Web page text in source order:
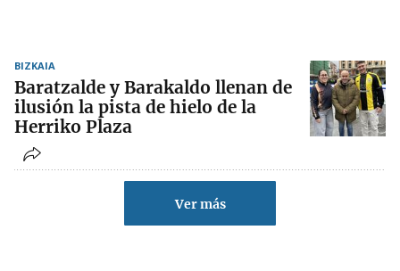
BIZKAIA
Baratzalde y Barakaldo llenan de
ilusión la pista de hielo de la
Herriko Plaza
Ver más